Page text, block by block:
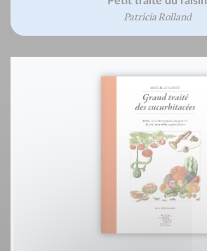
Patricia Rolland